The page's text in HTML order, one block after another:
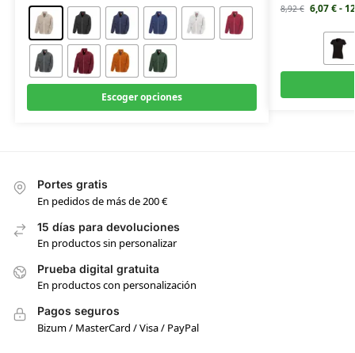
Escoger opciones
8,92€ 6,07€-
Portes gratis
En pedidos de más de 200 €
15 días para devoluciones
En productos sin personalizar
Prueba digital gratuita
En productos con personalización
Pagos seguros
Bizum / MasterCard / Visa / PayPal